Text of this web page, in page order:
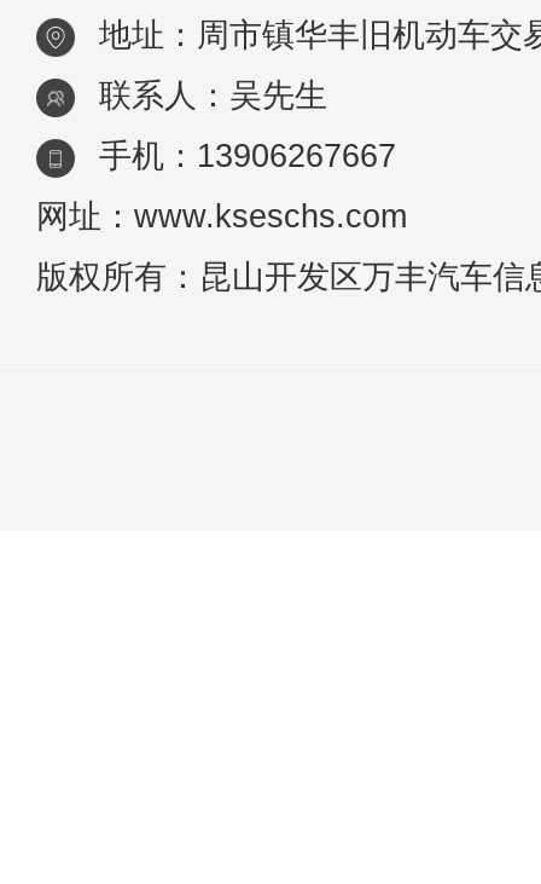
地址：周市镇华丰旧机动车交
联系人：吴先生
手机：13906267667
网址：www.kseschs.com
版权所有：昆山开发区万丰汽车信